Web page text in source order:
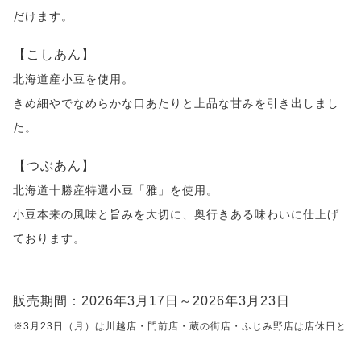
だけます。
【こしあん】
北海道産小豆を使用。
きめ細やでなめらかな口あたりと上品な甘みを引き出しまし
た。
【つぶあん】
北海道十勝産特選小豆「雅」を使用。
小豆本来の風味と旨みを大切に、奥行きある味わいに仕上げ
ております。
販売期間：2026年3月17日～2026年3月23日
※3月23日（月）は川越店・門前店・蔵の街店・ふじみ野店は店休日と